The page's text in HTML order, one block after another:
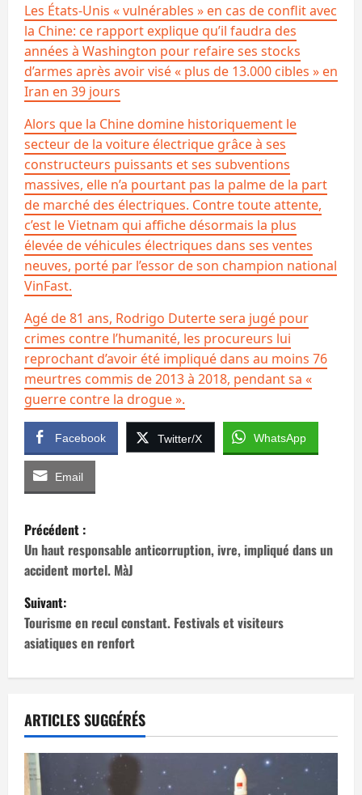
Les États-Unis « vulnérables » en cas de conflit avec
la Chine: ce rapport explique qu’il faudra des
années à Washington pour refaire ses stocks
d’armes après avoir visé « plus de 13.000 cibles » en
Iran en 39 jours
Alors que la Chine domine historiquement le
secteur de la voiture électrique grâce à ses
constructeurs puissants et ses subventions
massives, elle n’a pourtant pas la palme de la part
de marché des électriques. Contre toute attente,
c’est le Vietnam qui affiche désormais la plus
élevée de véhicules électriques dans ses ventes
neuves, porté par l’essor de son champion national
VinFast.
Agé de 81 ans, Rodrigo Duterte sera jugé pour
crimes contre l’humanité, les procureurs lui
reprochant d’avoir été impliqué dans au moins 76
meurtres commis de 2013 à 2018, pendant sa «
guerre contre la drogue ».
Facebook Twitter/X WhatsApp
Email
N
a
v
i
g
t
i
Précédent :
Un haut responsable anticorruption, ivre, impliqué dans un
accident mortel. MàJ
Suivant:
Tourisme en recul constant. Festivals et visiteurs
asiatiques en renfort
ARTICLES SUGGÉRÉS